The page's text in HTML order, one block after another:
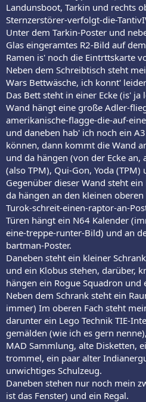
Landunsboot, Tarkin und rechts
Sternzerstörer-verfolgt-die-
Unter dem Tarkin-Poster und
Glas eingeramtes R2-Bild auf
Ramen is' noch die Eintrttskarte
Neben dem Schreibtisch steht
Wars Bettwäsche, ich konnt'
Das Bett steht in einer Ecke (is'
Wand hängt eine große Adler-
amerikanische-flagge-die-auf-
und daneben hab' ich noch ein
können, dann kommt die Wand
und da hängen (von der Ecke an,
(also TPM), Qui-Gon, Yoda
Gegenüber dieser Wand steht
da hängen an den kleinen
Turok-schreit-einen-raptor-an-
Türen hängt ein N64 Kalender
eine-treppe-runter-Bild) und an
bartman-Poster.
Daneben steht ein kleiner
und ein Klobus stehen, darüber,
hängen ein Rogue Squadron und
Neben dem Schrank steht ein
immer) Im oberen Fach steht
darunter ein Lego Technik TIE-
gemälden (wie ich es gern
MAD Sammlung, alte Disketten,
trommel, ein paar alter
unwichtiges Schulzeug.
Daneben stehen nur noch mein
ist das Fenster) und ein Regal.